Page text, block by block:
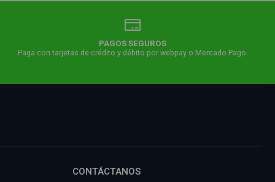
PAGOS SEGUROS
Paga con tarjetas de crédito y débito por webpay o Mercado Pago.
CONTÁCTANOS